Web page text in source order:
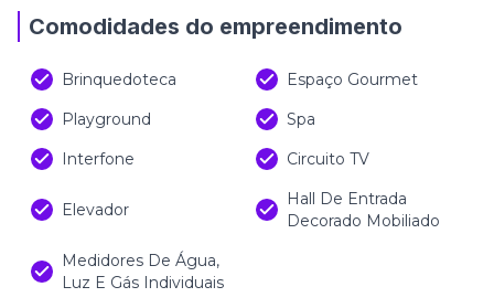
Comodidades do empreendimento
Brinquedoteca
Espaço Gourmet
Playground
Spa
Interfone
Circuito TV
Elevador
Hall De Entrada
Decorado Mobiliado
Medidores De Água,
Luz E Gás Individuais